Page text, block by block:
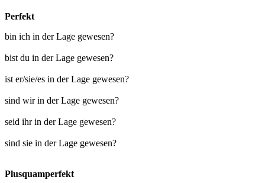
Perfekt
bin ich in der Lage gewesen?
bist du in der Lage gewesen?
ist er/sie/es in der Lage gewesen?
sind wir in der Lage gewesen?
seid ihr in der Lage gewesen?
sind sie in der Lage gewesen?
Plusquamperfekt